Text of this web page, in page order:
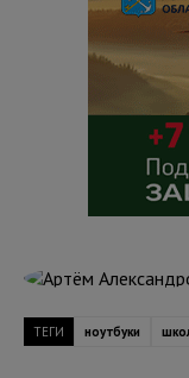
ТЕГИ ноутбуки